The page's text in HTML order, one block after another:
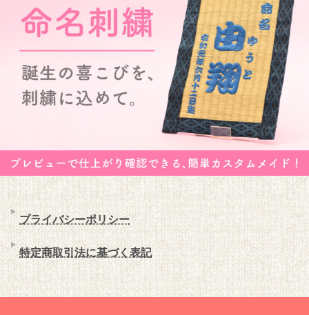
プライバシーポリシー
特定商取引法に基づく表記